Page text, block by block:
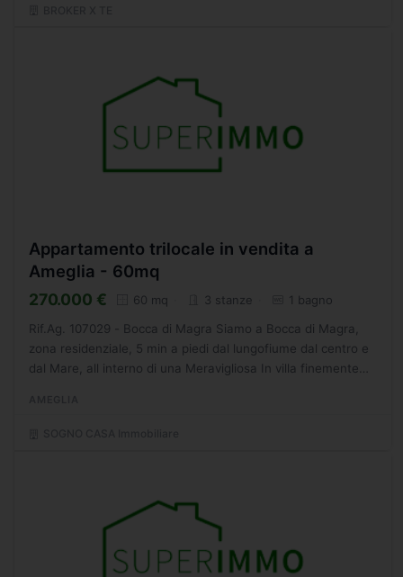
Appartamento trilocale in vendita a
Ameglia - 60mq
270.000 € 60 mq 3 stanze 1 bagno
Rif.Ag. 107029 - Bocca di Magra Siamo a Bocca di Magra,
zona residenziale, 5 min a piedi dal lungofiume dal centro e
dal Mare, all interno di una Meravigliosa In villa finemente